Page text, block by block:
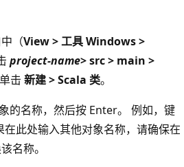
（View > 工具 Windows >
project-name> src > main >
击 新建 > Scala 类。
的名称，然后按 Enter。 例如，键
在此处输入其他对象名称，请确保在
名称。